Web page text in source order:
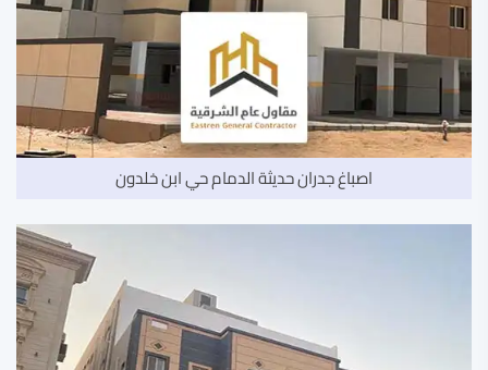
اصباغ جدران حديثة الدمام حي ابن خلدون